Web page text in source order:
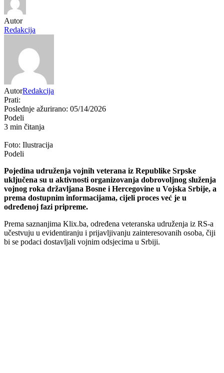
Autor
Redakcija
AutorRedakcija
Prati:
Poslednje ažurirano: 05/14/2026
Podeli
3 min čitanja
Foto: Ilustracija
Podeli
Pojedina udruženja vojnih veterana iz Republike Srpske
uključena su u aktivnosti organizovanja dobrovoljnog služenja
vojnog roka državljana Bosne i Hercegovine u Vojska Srbije, a
prema dostupnim informacijama, cijeli proces već je u
određenoj fazi pripreme.
Prema saznanjima Klix.ba, određena veteranska udruženja iz RS-a
učestvuju u evidentiranju i prijavljivanju zainteresovanih osoba, čiji
bi se podaci dostavljali vojnim odsjecima u Srbiji.